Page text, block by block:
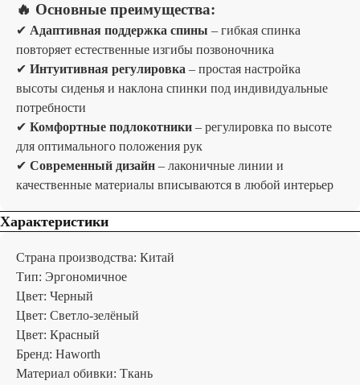
🔥 Основные преимущества:
✔ Адаптивная поддержка спины – гибкая спинка
повторяет естественные изгибы позвоночника
✔ Интуитивная регулировка – простая настройка
высоты сиденья и наклона спинки под индивидуальные
потребности
✔ Комфортные подлокотники – регулировка по высоте
для оптимального положения рук
✔ Современный дизайн – лаконичные линии и
качественные материалы вписываются в любой интерьер
Характеристики
Страна производства: Китай
Тип: Эргономичное
Цвет: Черный
Цвет: Светло-зелёный
Цвет: Красный
Бренд: Haworth
Материал обивки: Ткань